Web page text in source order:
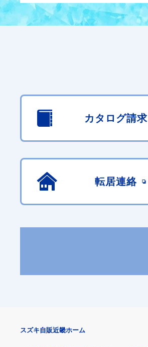
カタログ請求
転居連絡
スズキ自販近畿ホーム